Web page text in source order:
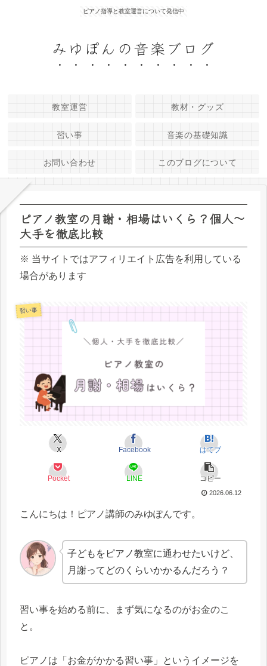
ピアノ指導と教室運営について発信中
みゆぽんの音楽ブログ
教室運営 教材・グッズ
習い事 音楽の基礎知識
お問い合わせ このブログについて
ピアノ教室の月謝・相場はいくら？個人〜
大手を徹底比較
※ 当サイトではアフィリエイト広告を利用している
場合があります
習い事
X Facebook はてブ
Pocket LINE コピー
2026.06.12
こんにちは！ピアノ講師のみゆぽんです。
子どもをピアノ教室に通わせたいけど、
月謝ってどのくらいかかるんだろう？
習い事を始める前に、まず気になるのがお金のこ
と。
ピアノは「お金がかかる習い事」というイメージを